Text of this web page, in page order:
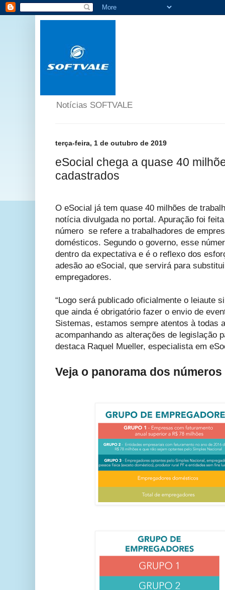
Notícias SOFTVALE
terça-feira, 1 de outubro de 2019
eSocial chega a quase 40
cadastrados
O eSocial já tem quase 40 milhões de
notícia divulgada no portal. Apuração foi
número se refere a trabalhadores de
domésticos. Segundo o governo, esse
dentro da expectativa e é o reflexo dos
adesão ao eSocial, que servirá para
empregadores.
“Logo será publicado oficialmente o leiaute
que ainda é obrigatório fazer o envio de
Sistemas, estamos sempre atentos à todas
acompanhando as alterações de legislação
destaca Raquel Mueller, especialista em
Veja o panorama dos